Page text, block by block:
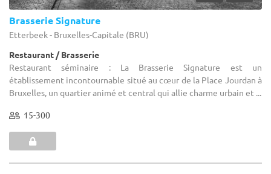
Brasserie Signature
Etterbeek - Bruxelles-Capitale (BRU)
Restaurant / Brasserie
Restaurant séminaire : La Brasserie Signature est un
établissement incontournable situé au cœur de la Place Jourdan à
Bruxelles, un quartier animé et central qui allie charme urbain et ...
15-300